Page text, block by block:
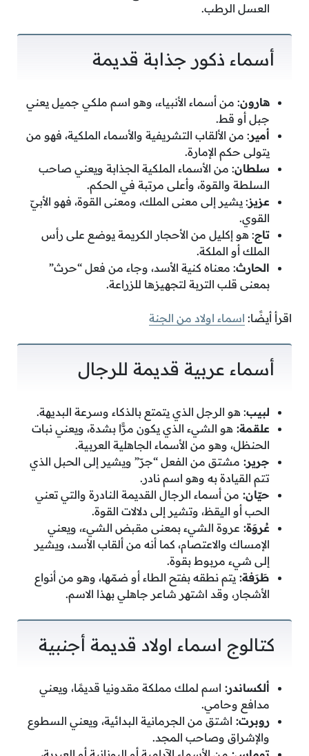
العسل الرطب.
أسماء ذكور جذابة قديمة
هارون: من أسماء الأنبياء، وهو اسم ملكي جميل يعني
جبل أو قط.
أمير: من الألقاب التشريفية والأسماء الملكية، فهو من
يتولى حكم الإمارة.
سلطان: من الأسماء الملكية الجذابة ويعني صاحب
السلطة والقوة، وأعلى مرتبة في الحكم.
عزيز: يشير إلى معنى الملك، ومعنى القوة، فهو الأبيّ
القوي.
تاج: هو إكليل من الأحجار الكريمة يوضع على رأس
الملك أو الملكة.
الحارث: معناه كنية الأسد، وجاء من فعل “حرث”
بمعنى قلب التربة لتجهيزها للزراعة.
اقرأ أيضًا: اسماء اولاد من الجنة
أسماء عربية قديمة للرجال
لبيب: هو الرجل الذي يتمتع بالذكاء وسرعة البديهة.
علقمة: هو الشيء الذي يكون مرًّا بشدة، ويعني نبات
الحنظل، وهو من الأسماء الجاهلية العربية.
جرير: مشتق من الفعل “جرّ” ويشير إلى الحبل الذي
تتم القيادة به وهو اسم نادر.
حيّان: من أسماء الرجال القديمة النادرة والتي تعني
الحب أو اليقظ، وتشير إلى دلالات القوة.
عُروَة: عروة الشيء بمعنى مقبض الشيء، ويعني
الإمساك والاعتصام، كما أنه من ألقاب الأسد، ويشير
إلى شيء مربوط بقوة.
طَرَفة: يتم نطقه بفتح الطاء أو ضمّها، وهو من أنواع
الأشجار، وقد اشتهر شاعر جاهلي بهذا الاسم.
كتالوج اسماء اولاد قديمة أجنبية
ألكساندر: اسم لملك مملكة مقدونيا قديمًا، ويعني
مدافع وحامي.
روبرت: اشتق من الجرمانية البدائية، ويعني السطوع
والإشراق وصاحب المجد.